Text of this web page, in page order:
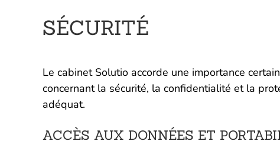
SÉCURITÉ
Le cabinet Solutio accorde une importance
concernant la sécurité, la confidentialité et la
adéquat.
ACCÈS AUX DONNÉES ET